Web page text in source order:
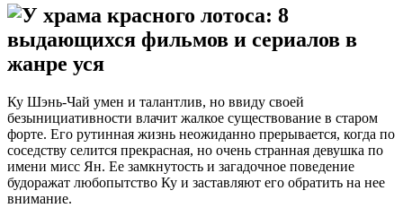
Ку Шэнь-Чай умен и талантлив, но ввиду своей
безынициативности влачит жалкое существование в старом
форте. Его рутинная жизнь неожиданно прерывается, когда по
соседству селится прекрасная, но очень странная девушка по
имени мисс Ян. Ее замкнутость и загадочное поведение
будоражат любопытство Ку и заставляют его обратить на нее
внимание.